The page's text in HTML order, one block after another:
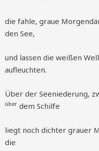
die fahle, graue
den See,
und lassen die weißen
aufleuchten.
Über der Seeniederung,
über dem Schilfe
liegt noch dichter grauer
die